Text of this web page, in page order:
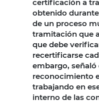
certificación a
obtenido
de un proceso
tramitación que
que debe
recertificarse
embargo, señaló
reconocimiento
trabajando en
interno de las